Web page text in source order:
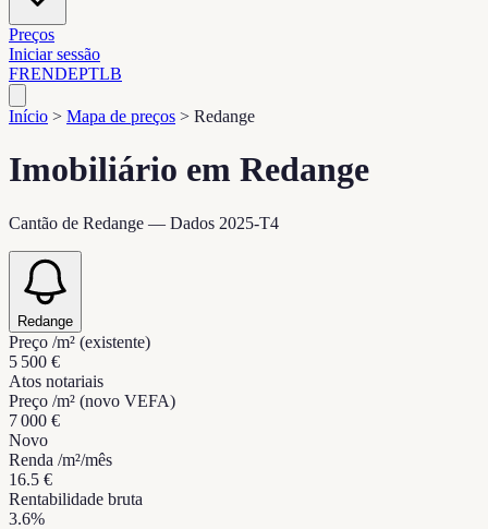
Preços
Iniciar sessão
FRENDEPTLB
Início > Mapa de preços > Redange
Imobiliário em Redange
Cantão de Redange — Dados 2025-T4
Redange
Preço /m² (existente)
5 500 €
Atos notariais
Preço /m² (novo VEFA)
7 000 €
Novo
Renda /m²/mês
16.5 €
Rentabilidade bruta
3.6%